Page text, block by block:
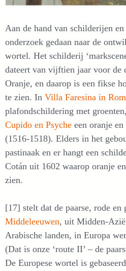
Aan de hand van schilderijen
onderzoek gedaan naar de
wortel. Het schilderij
dateert van vijftien jaar voor de
Oranje, en daarop is een fikse
te zien. In Villa Faresina in
plafondschildering met
Cupido en Psyche een oranje
(1516-1518). Elders in het
pastinaak en er hangt een
Cotán uit 1602 waarop oranje
zien.
[17] stelt dat de paarse, rode en
Middeleeuwen, uit Midden-
Arabische landen, in Europa
(Dat is onze ‘route II’ – de
De Europese wortel is